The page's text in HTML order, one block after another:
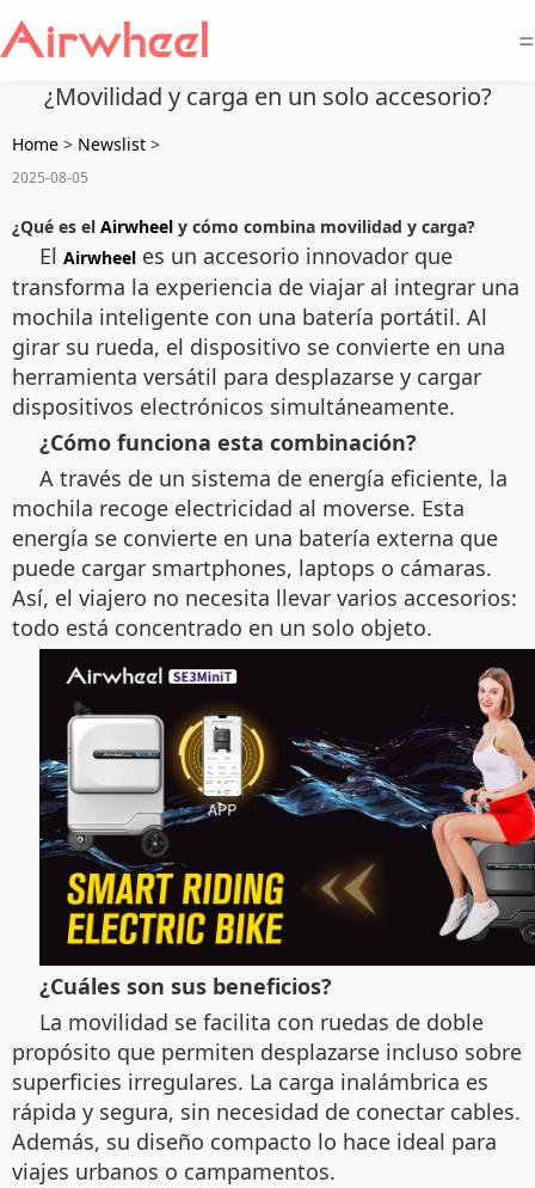
=
¿Movilidad y carga en un solo accesorio?
Home > Newslist >
2025-08-05
¿Qué es el Airwheel y cómo combina movilidad y carga?
El Airwheel es un accesorio innovador que
transforma la experiencia de viajar al integrar una
mochila inteligente con una batería portátil. Al
girar su rueda, el dispositivo se convierte en una
herramienta versátil para desplazarse y cargar
dispositivos electrónicos simultáneamente.
¿Cómo funciona esta combinación?
A través de un sistema de energía eficiente, la
mochila recoge electricidad al moverse. Esta
energía se convierte en una batería externa que
puede cargar smartphones, laptops o cámaras.
Así, el viajero no necesita llevar varios accesorios:
todo está concentrado en un solo objeto.
¿Cuáles son sus beneficios?
La movilidad se facilita con ruedas de doble
propósito que permiten desplazarse incluso sobre
superficies irregulares. La carga inalámbrica es
rápida y segura, sin necesidad de conectar cables.
Además, su diseño compacto lo hace ideal para
viajes urbanos o campamentos.